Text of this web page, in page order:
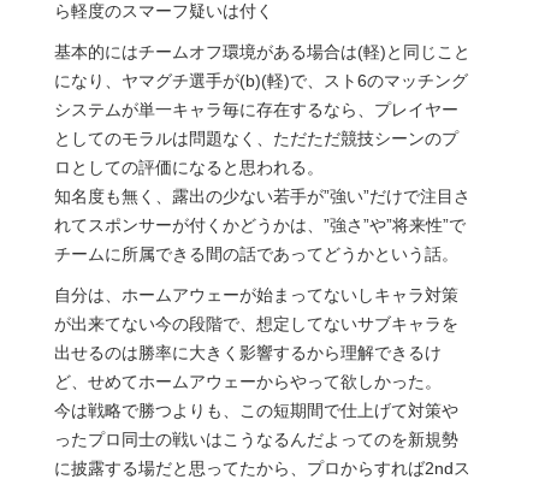
ら軽度のスマーフ疑いは付く
基本的にはチームオフ環境がある場合は(軽)と同じこと
になり、ヤマグチ選手が(b)(軽)で、スト6のマッチング
システムが単一キャラ毎に存在するなら、プレイヤー
としてのモラルは問題なく、ただただ競技シーンのプ
ロとしての評価になると思われる。
知名度も無く、露出の少ない若手が”強い”だけで注目さ
れてスポンサーが付くかどうかは、”強さ”や”将来性”で
チームに所属できる間の話であってどうかという話。
自分は、ホームアウェーが始まってないしキャラ対策
が出来てない今の段階で、想定してないサブキャラを
出せるのは勝率に大きく影響するから理解できるけ
ど、せめてホームアウェーからやって欲しかった。
今は戦略で勝つよりも、この短期間で仕上げて対策や
ったプロ同士の戦いはこうなるんだよってのを新規勢
に披露する場だと思ってたから、プロからすれば2ndス